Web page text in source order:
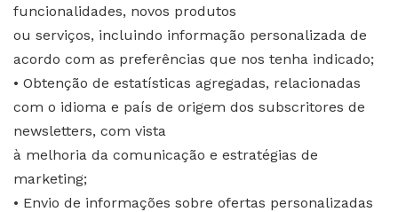
funcionalidades, novos produtos
ou serviços, incluindo informação personalizada de
acordo com as preferências que nos tenha indicado;
• Obtenção de estatísticas agregadas, relacionadas
com o idioma e país de origem dos subscritores de
newsletters, com vista
à melhoria da comunicação e estratégias de
marketing;
• Envio de informações sobre ofertas personalizadas